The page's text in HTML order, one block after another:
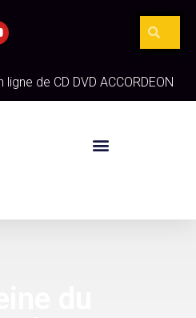
de CD DVD ACCORDEON